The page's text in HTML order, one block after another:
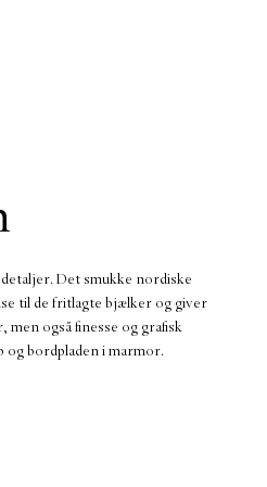
Det smukke nordiske
til de fritlagte bjælker og giver
også finesse og grafisk
og bordpladen i marmor.